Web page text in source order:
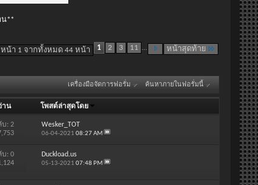
น**
หน้า 1 จากทั้งหมด 44 หน้า 1 2 3 11 ... หน้าสุดท้าย
เครื่องมือจัดการฟอรั่ม ค้นหาภายในฟอรั่มนี้
าน โพสต์ล่าสุดโดย
บ:2
Wesker_TOT
06-04-2021 08:27 AM
บ:0
Duckload.us
05-13-2021 07:48 PM